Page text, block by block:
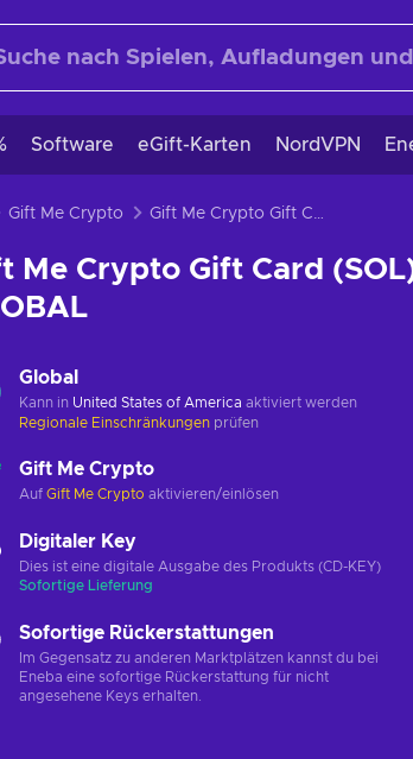
Software eGift-Karten NordVPN
Gift Me Crypto Gift Me Crypto Gift Card (SOL) 5100 CNY Key GLOBAL
Me Crypto Gift Card
Global
Kann in United States of America aktiviert werden
Regionale Einschränkungen prüfen
Gift Me Crypto
Auf Gift Me Crypto aktivieren/einlösen
Digitaler Key
Dies ist eine digitale Ausgabe des Produkts (CD-KEY)
Sofortige Lieferung
Sofortige Rückerstattungen
Im Gegensatz zu anderen Marktplätzen kannst du bei
Eneba eine sofortige Rückerstattung für nicht
angesehene Keys erhalten.